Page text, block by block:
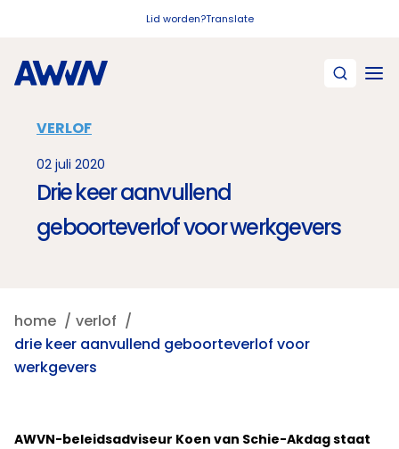
Lid worden?Translate
VERLOF
02 juli 2020
Drie keer aanvullend
geboorteverlof voor werkgevers
home
verlof
drie keer aanvullend geboorteverlof voor
werkgevers
AWVN-beleidsadviseur Koen van Schie-Akdag staat